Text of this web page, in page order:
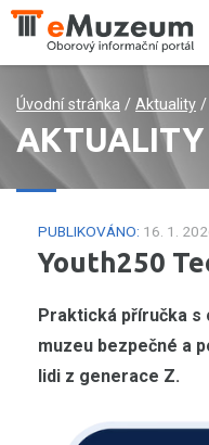
Úvodní stránka / Aktuality /
AKTUALITY
PUBLIKOVÁNO: 16. 1.
Youth250
Praktická příručka
muzeu bezpečné a
lidi z generace Z.